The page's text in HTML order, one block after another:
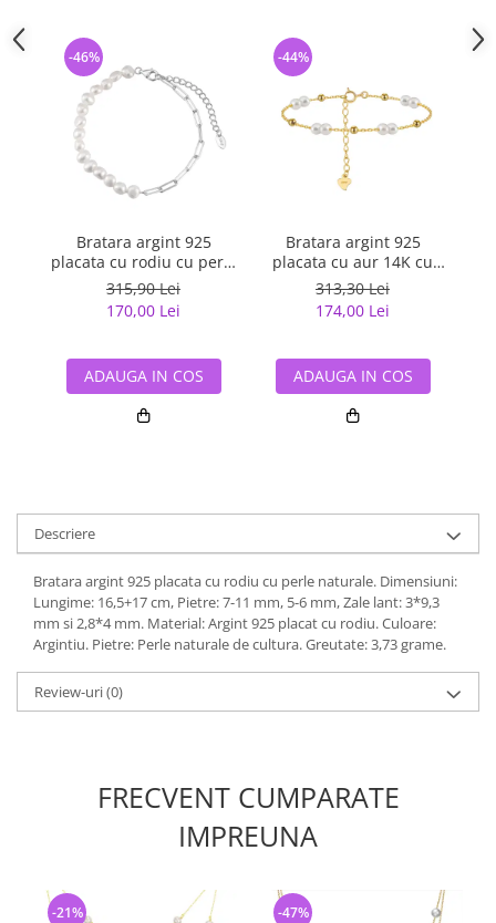
Bratara argint 925
placata cu rodiu cu perle
naturale
315,90 Lei
170,00 Lei
-46%
ADAUGA IN COS
Bratara argint 925
placata cu aur 14K cu
perle naturale
313,30 Lei
174,00 Lei
-44%
ADAUGA IN COS
Descriere
Bratara argint 925 placata cu rodiu cu perle naturale. Dimensiuni:
Lungime: 16,5+17 cm, Pietre: 7-11 mm, 5-6 mm, Zale lant: 3*9,3
mm si 2,8*4 mm. Material: Argint 925 placat cu rodiu. Culoare:
Argintiu. Pietre: Perle naturale de cultura. Greutate: 3,73 grame.
Review-uri(0)
FRECVENT CUMPARATE
IMPREUNA
-21% -47%